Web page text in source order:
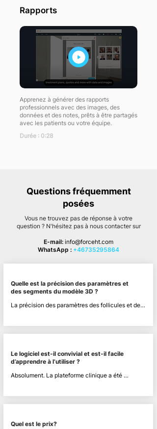
Rapports
Apprenez à générer des rapports
professionnels avec des images, des
données et des notes, prêts à être partagés
avec les patients ou votre équipe.
Durée : 0:28
Questions fréquemment
posées
Vous ne trouvez pas de réponse à votre
question ? N'hésitez pas à nous contacter sur
E-mail: info@forceht.com
WhatsApp : +46735295864
Quelle est la précision des paramètres et
des segments du modèle 3D ?
La précision des paramètres des follicules et des
ce qui est affiché au patient en fonction de vos
préférences.
Le logiciel est-il convivial et est-il facile
d’apprendre à l’utiliser ?
Absolument. La plateforme clinique a été
de fournir une expérience fluide aux cliniciens, en
Quel est le prix?